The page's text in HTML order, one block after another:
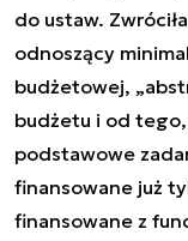
do ustaw.
odnoszący
budżetowej,
budżetu i od
podstawowe
finansowane już
finansowane z